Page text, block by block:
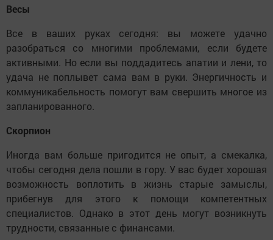
Весы
Все в ваших руках сегодня: вы можете удачно
разобраться со многими проблемами, если будете
активными. Но если вы поддадитесь апатии и лени, то
удача не поплывет сама вам в руки. Энергичность и
коммуникабельность помогут вам свершить многое из
запланированного.
Скорпион
Иногда вам больше пригодится не опыт, а смекалка,
чтобы сегодня дела пошли в гору. У вас будет хорошая
возможность воплотить в жизнь старые замыслы,
прибегнув для этого к помощи компетентных
специалистов. Однако в этот день могут возникнуть
трудности, связанные с финансами.